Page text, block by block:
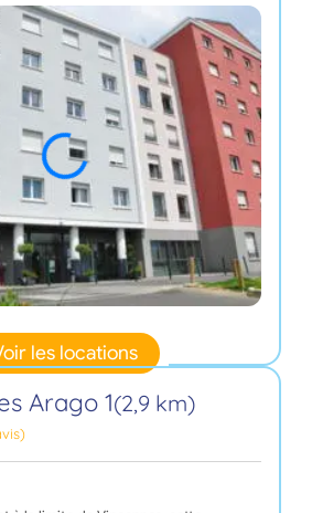
les locations
Arago 1(2,9 km)